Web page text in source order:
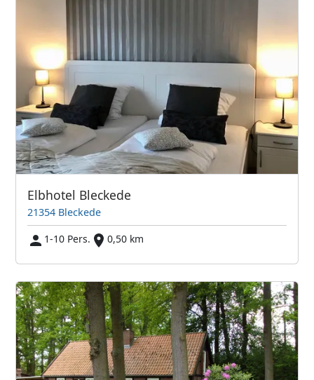
Elbhotel Bleckede
21354 Bleckede
1-10 Pers.
0,50 km